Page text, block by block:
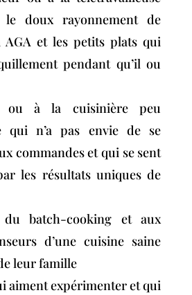
doux rayonnement de
AGA et les petits plats qui
pendant qu’il ou
ou à la cuisinière peu
qui n’a pas envie de se
commandes et qui se sent
les résultats uniques de
du batch-cooking et aux
d’une cuisine saine
leur famille
aiment expérimenter et qui